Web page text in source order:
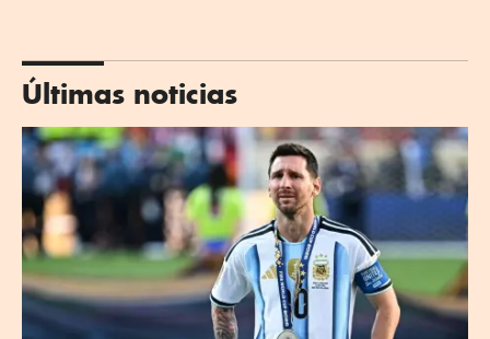
Últimas noticias